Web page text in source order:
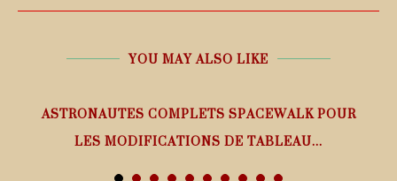
YOU MAY ALSO LIKE
ASTRONAUTES COMPLETS SPACEWALK POUR
LES MODIFICATIONS DE TABLEAU...